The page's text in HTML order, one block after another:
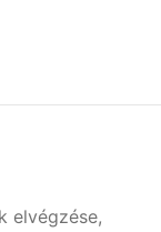
elvégzése,